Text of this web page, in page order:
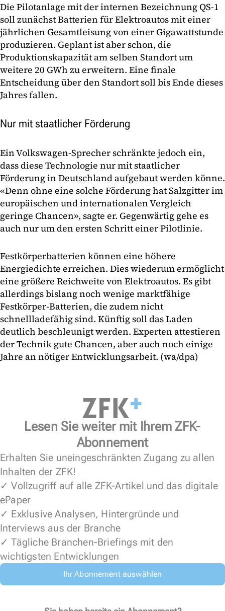
Die Pilotanlage mit der internen Bezeichnung QS-1
soll zunächst Batterien für Elektroautos mit einer
jährlichen Gesamtleisung von einer Gigawattstunde
produzieren. Geplant ist aber schon, die
Produktionskapazität am selben Standort um
weitere 20 GWh zu erweitern. Eine finale
Entscheidung über den Standort soll bis Ende dieses
Jahres fallen.
Nur mit staatlicher Förderung
Ein Volkswagen-Sprecher schränkte jedoch ein,
dass diese Technologie nur mit staatlicher
Förderung in Deutschland aufgebaut werden könne.
«Denn ohne eine solche Förderung hat Salzgitter im
europäischen und internationalen Vergleich
geringe Chancen», sagte er. Gegenwärtig gehe es
auch nur um den ersten Schritt einer Pilotlinie.
Festkörperbatterien können eine höhere
Energiedichte erreichen. Dies wiederum ermöglicht
eine größere Reichweite von Elektroautos. Es gibt
allerdings bislang noch wenige marktfähige
Festkörper-Batterien, die zudem nicht
schnellladefähig sind. Künftig soll das Laden
deutlich beschleunigt werden. Experten attestieren
der Technik gute Chancen, aber auch noch einige
Jahre an nötiger Entwicklungsarbeit. (wa/dpa)
Lesen Sie weiter mit Ihrem ZFK-
Abonnement
Erhalten Sie uneingeschränkten Zugang zu allen
Inhalten der ZFK!
✓ Vollzugriff auf alle ZFK-Artikel und das digitale
ePaper
✓ Exklusive Analysen, Hintergründe und
Interviews aus der Branche
✓ Tägliche Branchen-Briefings mit den
wichtigsten Entwicklungen
Ihr Abonnement auswählen